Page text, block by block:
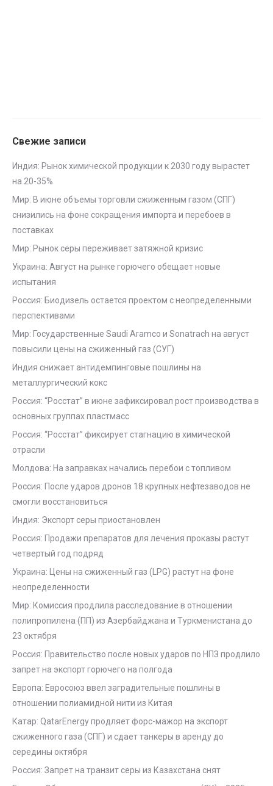
Свежие записи
Индия: Рынок химической продукции к 2030 году вырастет
на 20-35%
Мир: В июне объемы торговли сжиженным газом (СПГ)
снизились на фоне сокращения импорта и перебоев в
поставках
Мир: Рынок серы переживает затяжной кризис
Украина: Август на рынке горючего обещает новые
испытания
Россия: Биодизель остается проектом с неопределенными
перспективами
Мир: Государственные Saudi Aramco и Sonatrach на август
повысили цены на сжиженный газ (СУГ)
Индия снижает антидемпинговые пошлины на
металлургический кокс
Россия: “Росстат” в июне зафиксировал рост производства в
основных группах пластмасс
Россия: “Росстат” фиксирует стагнацию в химической
отрасли
Молдова: На заправках начались перебои с топливом
Россия: После ударов дронов 18 крупных нефтезаводов не
смогли восстановиться
Индия: Экспорт серы приостановлен
Россия: Продажи препаратов для лечения проказы растут
четвертый год подряд
Украина: Цены на сжиженный газ (LPG) растут на фоне
неопределенности
Мир: Комиссия продлила расследование в отношении
полипропилена (ПП) из Азербайджана и Туркменистана до
23 октября
Россия: Правительство после новых ударов по НПЗ продлило
запрет на экспорт горючего на полгода
Европа: Евросоюз ввел заградительные пошлины в
отношении полиамидной нити из Китая
Катар: QatarEnergy продляет форс-мажор на экспорт
сжиженного газа (СПГ) и сдает танкеры в аренду до
середины октября
Россия: Запрет на транзит серы из Казахстана снят